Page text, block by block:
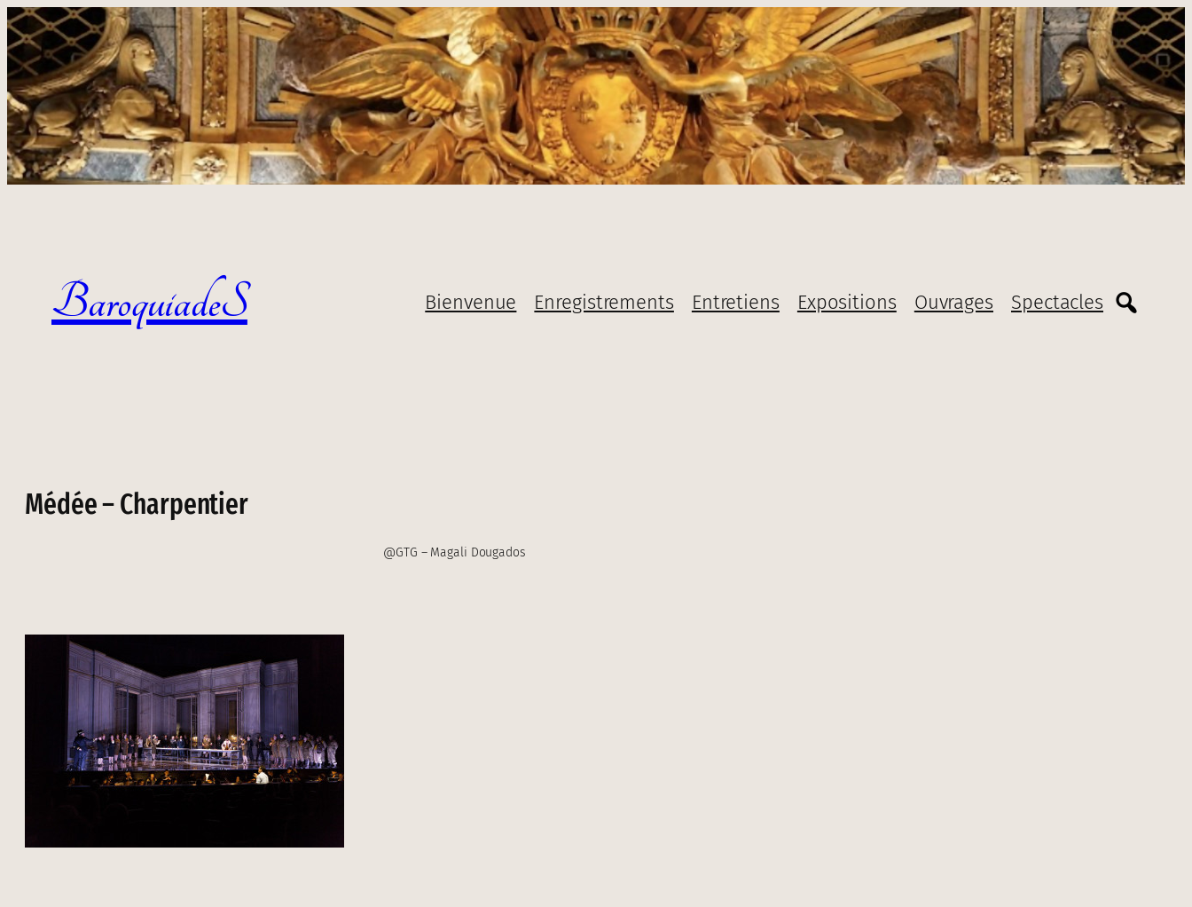
Aller au contenu
BaroquiadeS Bienvenue Enregistrements Entretiens Expositions Ouvrages Spectacles
Médée – Charpentier
@GTG – Magali Dougados